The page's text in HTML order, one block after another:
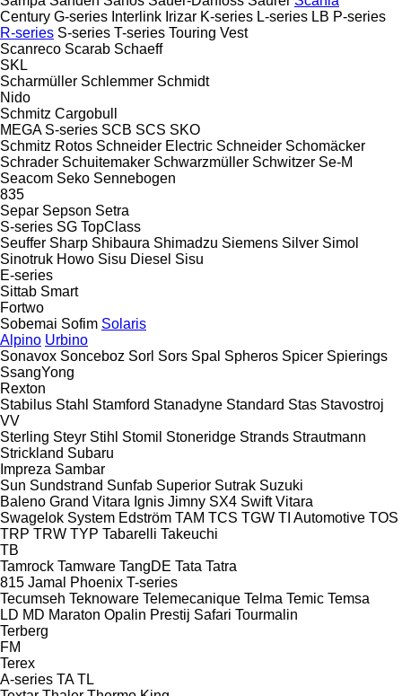
Century G-series Interlink Irizar K-series L-series LB P-series
R-series S-series T-series Touring Vest
Scanreco Scarab Schaeff
SKL
Scharmüller Schlemmer Schmidt
Nido
Schmitz Cargobull
MEGA S-series SCB SCS SKO
Schmitz Rotos Schneider Electric Schneider Schomäcker
Schrader Schuitemaker Schwarzmüller Schwitzer Se-M
Seacom Seko Sennebogen
835
Separ Sepson Setra
S-series SG TopClass
Seuffer Sharp Shibaura Shimadzu Siemens Silver Simol
Sinotruk Howo Sisu Diesel Sisu
E-series
Sittab Smart
Fortwo
Sobemai Sofim Solaris
Alpino Urbino
Sonavox Sonceboz Sorl Sors Spal Spheros Spicer Spierings
SsangYong
Rexton
Stabilus Stahl Stamford Stanadyne Standard Stas Stavostroj
VV
Sterling Steyr Stihl Stomil Stoneridge Strands Strautmann
Strickland Subaru
Impreza Sambar
Sun Sundstrand Sunfab Superior Sutrak Suzuki
Baleno Grand Vitara Ignis Jimny SX4 Swift Vitara
Swagelok System Edström TAM TCS TGW TI Automotive TOS
TRP TRW TYP Tabarelli Takeuchi
TB
Tamrock Tamware TangDE Tata Tatra
815 Jamal Phoenix T-series
Tecumseh Teknoware Telemecanique Telma Temic Temsa
LD MD Maraton Opalin Prestij Safari Tourmalin
Terberg
FM
Terex
A-series TA TL